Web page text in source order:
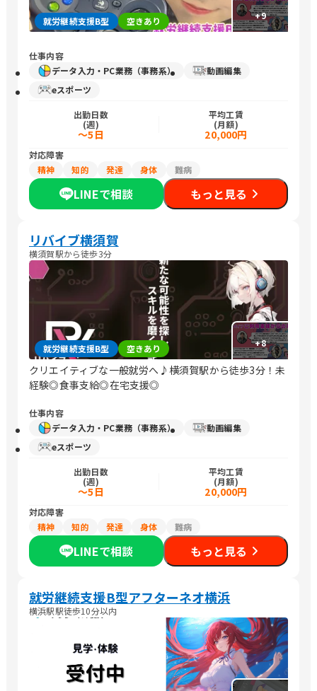
+9
就労継続支援B型 空きあり
仕事内容
データ入力・PC業務（事務系）
動画編集
eスポーツ
出勤日数
(週)
～5日
平均工賃
(月額)
20,000円
対応障害
精神
知的 発達 身体 難病
LINEで相談 もっと見る
リバイブ横須賀
横須賀駅から徒歩3分
+8
就労継続支援B型 空きあり
クリエイティブな一般就労へ♪横須賀駅から徒歩3分！未
経験◎食事支給◎在宅支援◎
仕事内容
データ入力・PC業務（事務系）
動画編集
eスポーツ
出勤日数
(週)
～5日
平均工賃
(月額)
20,000円
対応障害
精神
知的 発達 身体 難病
LINEで相談 もっと見る
就労継続支援B型アフターネオ横浜
横浜駅駅徒歩10分以内